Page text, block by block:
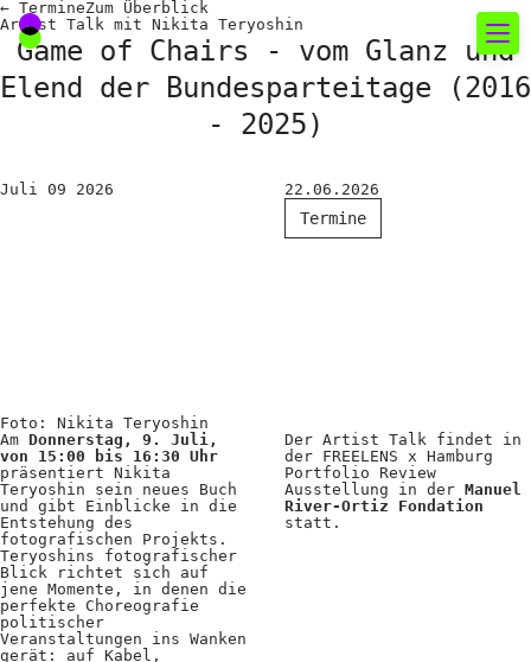
Neues rund um die
Das aktuelle Foto
Fakten für Politik und
Öffentlichkeit
Positionen
Verband
Fotograf*innen
← TermineZum Überblick
Artist Talk mit Nikita Teryoshin
Game of Chairs - vom Glanz und
Elend der Bundesparteitage (2016
- 2025)
Juli 09 2026 22.06.2026
Termine
Foto: Nikita Teryoshin
Am Donnerstag, 9. Juli,
von 15:00 bis 16:30 Uhr
präsentiert Nikita
Teryoshin sein neues Buch
und gibt Einblicke in die
Entstehung des
fotografischen Projekts.
Teryoshins fotografischer
Blick richtet sich auf
jene Momente, in denen die
perfekte Choreografie
politischer
Veranstaltungen ins Wanken
gerät: auf Kabel,
Der Artist Talk findet in
der FREELENS x Hamburg
Portfolio Review
Ausstellung in der Manuel
River-Ortiz Fondation
statt.